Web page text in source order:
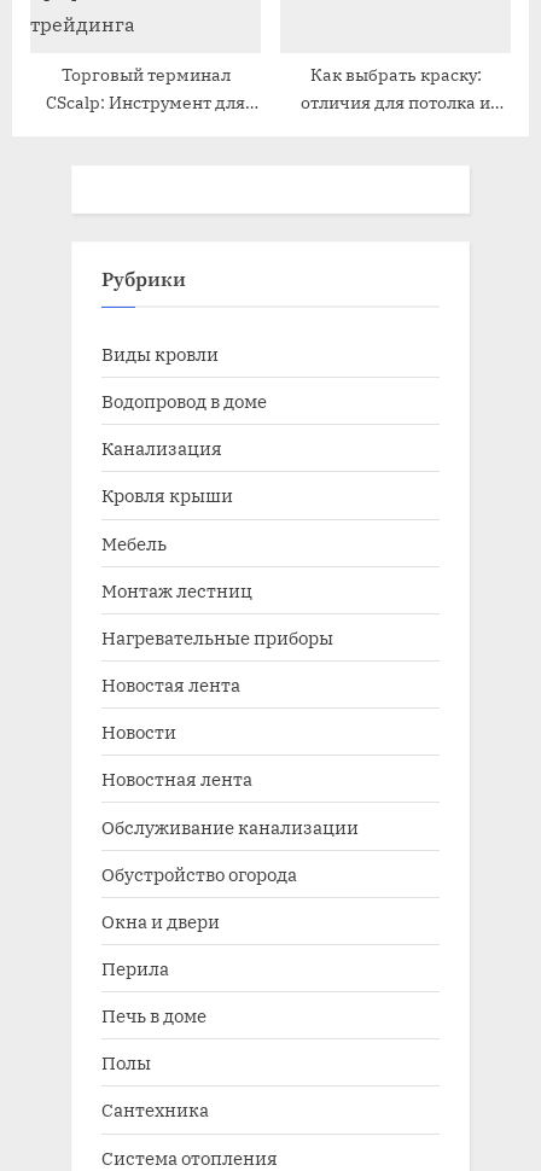
Торговый терминал
CScalp: Инструмент для
Как выбрать краску:
отличия для потолка и
Рубрики
Виды кровли
Водопровод в доме
Канализация
Кровля крыши
Мебель
Монтаж лестниц
Нагревательные приборы
Новостая лента
Новости
Новостная лента
Обслуживание канализации
Обустройство огорода
Окна и двери
Перила
Печь в доме
Полы
Сантехника
Система отопления